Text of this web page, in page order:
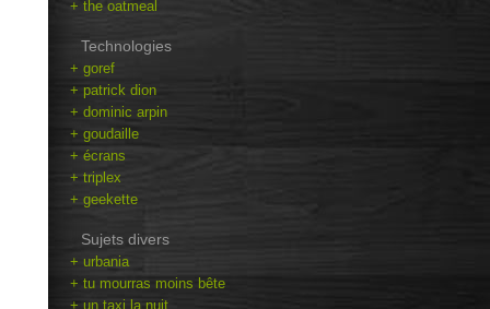
+ the oatmeal
Technologies
+ goref
+ patrick dion
+ dominic arpin
+ goudaille
+ écrans
+ triplex
+ geekette
Sujets divers
+ urbania
+ tu mourras moins bête
+ un taxi la nuit